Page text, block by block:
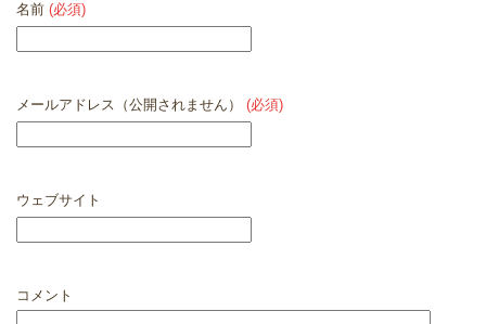
名前 (必須)
メールアドレス（公開されません） (必須)
ウェブサイト
コメント